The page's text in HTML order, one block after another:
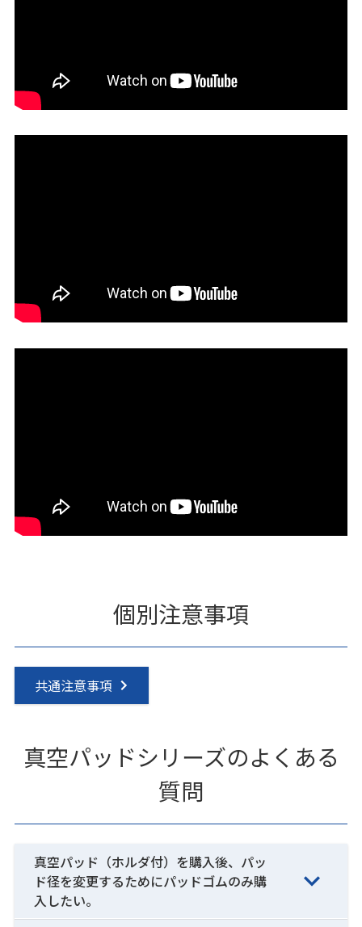
個別注意事項
共通注意事項
真空パッドシリーズのよくある
質問
真空パッド（ホルダ付）を購入後、パッ
ド径を変更するためにパッドゴムのみ購
入したい。